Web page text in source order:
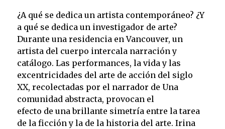
¿A qué se dedica un artista contemporáneo? ¿Y
a qué se dedica un investigador de arte?
Durante una residencia en Vancouver, un
artista del cuerpo intercala narración y
catálogo. Las performances, la vida y las
excentricidades del arte de acción del siglo
XX, recolectadas por el narrador de Una
comunidad abstracta, provocan el
efecto de una brillante simetría entre la tarea
de la ficción y la de la historia del arte. Irina